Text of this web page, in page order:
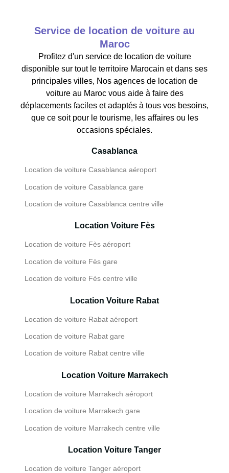
Service de location de voiture au
Maroc
Profitez d'un service de location de voiture
disponible sur tout le territoire Marocain et dans ses
principales villes, Nos agences de location de
voiture au Maroc vous aide à faire des
déplacements faciles et adaptés à tous vos besoins,
que ce soit pour le tourisme, les affaires ou les
occasions spéciales.
Casablanca
Location de voiture Casablanca aéroport
Location de voiture Casablanca gare
Location de voiture Casablanca centre ville
Location Voiture Fès
Location de voiture Fès aéroport
Location de voiture Fès gare
Location de voiture Fès centre ville
Location Voiture Rabat
Location de voiture Rabat aéroport
Location de voiture Rabat gare
Location de voiture Rabat centre ville
Location Voiture Marrakech
Location de voiture Marrakech aéroport
Location de voiture Marrakech gare
Location de voiture Marrakech centre ville
Location Voiture Tanger
Location de voiture Tanger aéroport